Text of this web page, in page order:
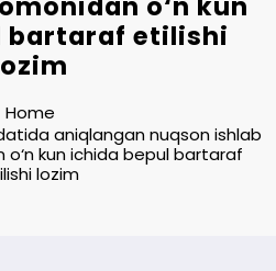
bartaraf etilishi
Home
aniqlangan nuqson ishlab
kun ichida bepul bartaraf
lozim